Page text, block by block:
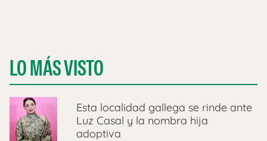
LO MÁS VISTO
Esta localidad gallega se rinde ante
Luz Casal y la nombra hija
adoptiva